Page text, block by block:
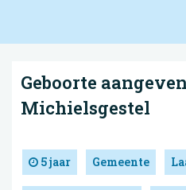
Geboorte
Michielsgestel
5 jaar Gemeente